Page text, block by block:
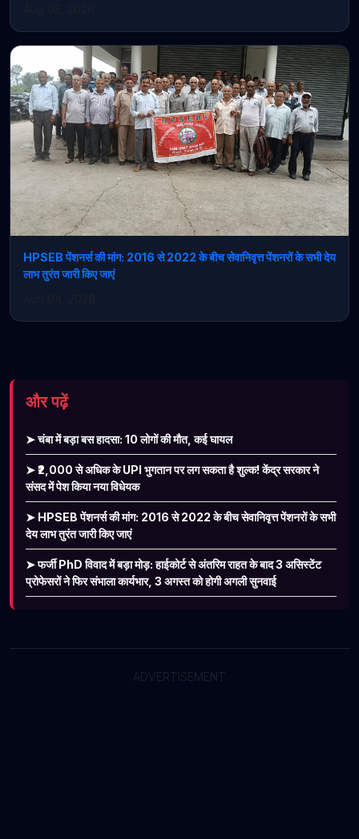
HPSEB पेंशनर्स की मांग: 2016 से 2022 के बीच सेवानिवृत्त पेंशनरों के सभी देय
लाभ तुरंत जारी किए जाएं
और पढ़ें
➤ चंबा में बड़ा बस हादसा: 10 लोगों की मौत, कई घायल
➤ ₹2,000 से अधिक के UPI भुगतान पर लग सकता है शुल्क! केंद्र सरकार ने
संसद में पेश किया नया विधेयक
➤ HPSEB पेंशनर्स की मांग: 2016 से 2022 के बीच सेवानिवृत्त पेंशनरों के सभी
देय लाभ तुरंत जारी किए जाएं
➤ फर्जी PhD विवाद में बड़ा मोड़: हाईकोर्ट से अंतरिम राहत के बाद 3 असिस्टेंट
प्रोफेसरों ने फिर संभाला कार्यभार, 3 अगस्त को होगी अगली सुनवाई
ADVERTISEMENT